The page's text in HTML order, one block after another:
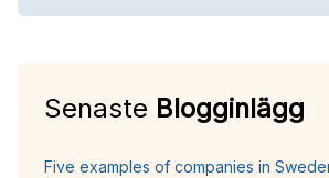
Senaste Blogginlägg
Five examples of companies in